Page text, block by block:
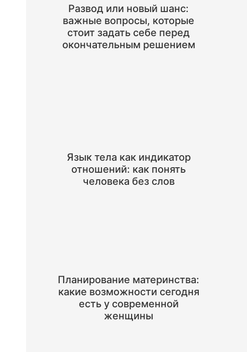
Развод или новый шанс:
важные вопросы, которые
стоит задать себе перед
окончательным решением
Язык тела как индикатор
отношений: как понять
человека без слов
Планирование материнства:
какие возможности сегодня
есть у современной
женщины